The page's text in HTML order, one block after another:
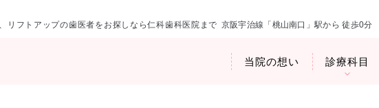
リフトアップの歯医者をお探しなら仁科歯科医院まで 京阪宇治線「桃山南口」駅から 徒歩0分
当院の想い 診療科目